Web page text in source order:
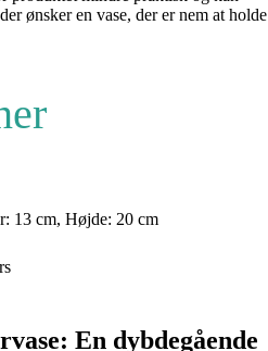
ønsker en vase, der er nem at holde
13 cm, Højde: 20 cm
En dybdegående